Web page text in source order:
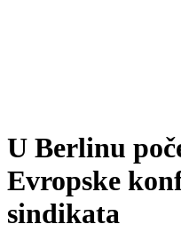
U Berlinu
Evropske
sindikata